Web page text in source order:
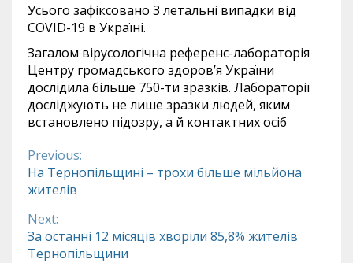
Усього зафіксовано 3 летальні випадки від
COVID-19 в Україні.
Загалом вірусологічна референс-лабораторія
Центру громадського здоров’я України
дослідила більше 750-ти зразків. Лабораторії
досліджують не лише зразки людей, яким
встановлено підозру, а й контактних осіб
Continue
Reading
Previous:
На Тернопільщині – трохи більше мільйона
жителів
Next:
За останні 12 місяців хворіли 85,8% жителів
Тернопільщини